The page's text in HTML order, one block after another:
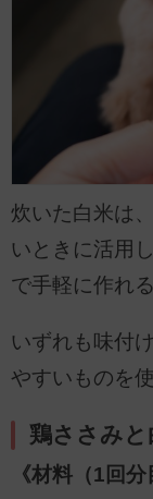
炊いた白米は
いときに活用
で手軽に作れ
いずれも味付
やすいものを
鶏ささみ
《材料（1回分